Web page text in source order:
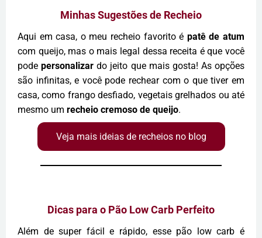
Minhas Sugestões de Recheio
Aqui em casa, o meu recheio favorito é patê de atum
com queijo, mas o mais legal dessa receita é que você
podepersonalizar do jeito que mais gosta! As opções
são infinitas, e você pode rechear com o que tiver em
casa, como frango desfiado, vegetais grelhados ou até
mesmo um recheio cremoso de queijo.
Veja mais ideias de recheios no blog
Dicas para o Pão Low Carb Perfeito
Além de super fácil e rápido, esse pão low carb é